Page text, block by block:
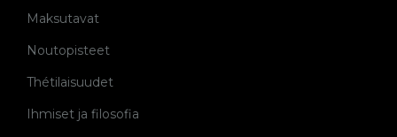
Maksutavat
Noutopisteet
Thétilaisuudet
Ihmiset ja filosofia